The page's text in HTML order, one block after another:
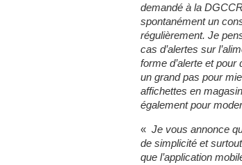
demandé à la
spontanément un
régulièrement. Je
cas d’alertes sur
forme d’alerte et
un grand pas pour
affichettes en
également pour
« Je vous annonce
de simplicité et
que l’application